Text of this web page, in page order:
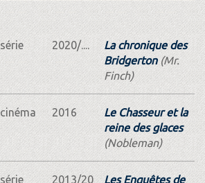
série 2020/....
La chronique des
Bridgerton(Mr.
Finch)
cinéma 2016
Le Chasseur et la
reine des glaces
(Nobleman)
série 2013/20 Les Enquêtes de